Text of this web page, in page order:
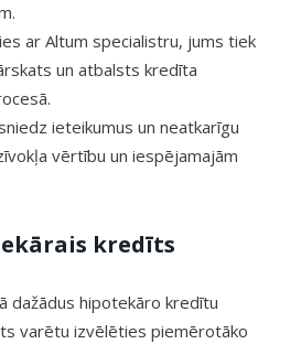
ar Altum specialistru, jums tiek
un atbalsts kredīta
ieteikumus un neatkarīgu
vērtību un iespējamajām
kredīts
dažādus hipotekāro kredītu
varētu izvēlēties piemērotāko